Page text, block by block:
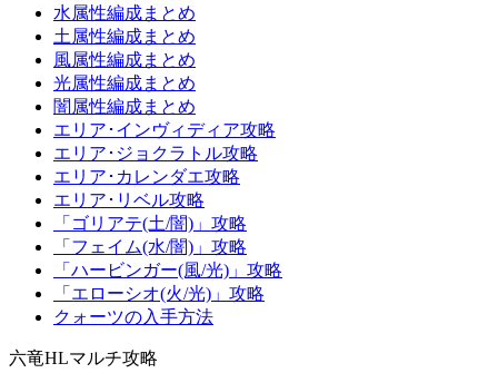
水属性編成まとめ
土属性編成まとめ
風属性編成まとめ
光属性編成まとめ
闇属性編成まとめ
エリア･インヴィディア攻略
エリア･ジョクラトル攻略
エリア･カレンダエ攻略
エリア･リベル攻略
「ゴリアテ(土/闇)」攻略
「フェイム(水/闇)」攻略
「ハービンガー(風/光)」攻略
「エローシオ(火/光)」攻略
クォーツの入手方法
六竜HLマルチ攻略